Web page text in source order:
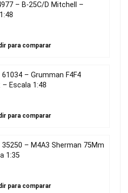
– B-25C/D Mitchell –
para comparar
61034 – Grumman F4F4
Escala 1:48
para comparar
35250 – M4A3 Sherman 75Mm
1:35
para comparar